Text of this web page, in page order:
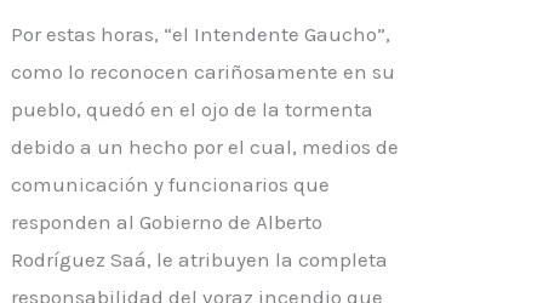
Por estas horas, “el Intendente Gaucho”,
como lo reconocen cariñosamente en su
pueblo, quedó en el ojo de la tormenta
debido a un hecho por el cual, medios de
comunicación y funcionarios que
responden al Gobierno de Alberto
RodríguezSaá, le atribuyen la completa
responsabilidad del voraz incendio que